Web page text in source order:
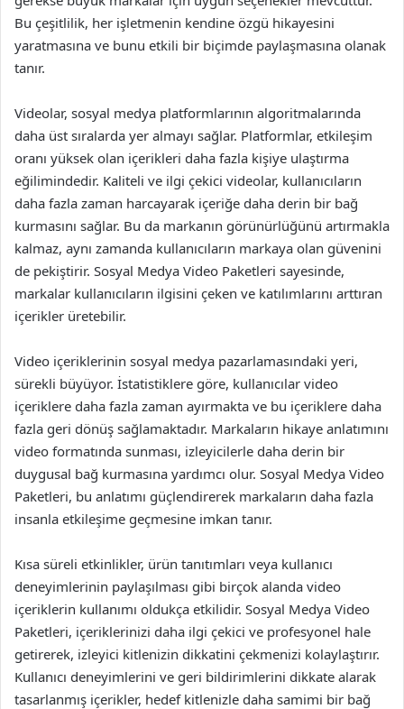
Bu çeşitlilik, her işletmenin kendine özgü hikayesini
yaratmasına ve bunu etkili bir biçimde paylaşmasına olanak
tanır.
Videolar, sosyal medya platformlarının algoritmalarında
daha üst sıralarda yer almayı sağlar. Platformlar, etkileşim
oranı yüksek olan içerikleri daha fazla kişiye ulaştırma
eğilimindedir. Kaliteli ve ilgi çekici videolar, kullanıcıların
daha fazla zaman harcayarak içeriğe daha derin bir bağ
kurmasını sağlar. Bu da markanın görünürlüğünü artırmakla
kalmaz, aynı zamanda kullanıcıların markaya olan güvenini
de pekiştirir. Sosyal Medya Video Paketleri sayesinde,
markalar kullanıcıların ilgisini çeken ve katılımlarını arttıran
içerikler üretebilir.
Video içeriklerinin sosyal medya pazarlamasındaki yeri,
sürekli büyüyor. İstatistiklere göre, kullanıcılar video
içeriklere daha fazla zaman ayırmakta ve bu içeriklere daha
fazla geri dönüş sağlamaktadır. Markaların hikaye anlatımını
video formatında sunması, izleyicilerle daha derin bir
duygusal bağ kurmasına yardımcı olur. Sosyal Medya Video
Paketleri, bu anlatımı güçlendirerek markaların daha fazla
insanla etkileşime geçmesine imkan tanır.
Kısa süreli etkinlikler, ürün tanıtımları veya kullanıcı
deneyimlerinin paylaşılması gibi birçok alanda video
içeriklerin kullanımı oldukça etkilidir. Sosyal Medya Video
Paketleri, içeriklerinizi daha ilgi çekici ve profesyonel hale
getirerek, izleyici kitlenizin dikkatini çekmenizi kolaylaştırır.
Kullanıcı deneyimlerini ve geri bildirimlerini dikkate alarak
tasarlanmış içerikler, hedef kitlenizle daha samimi bir bağ